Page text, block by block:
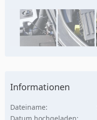
Informationen
Dateiname
Datum hochgeladen